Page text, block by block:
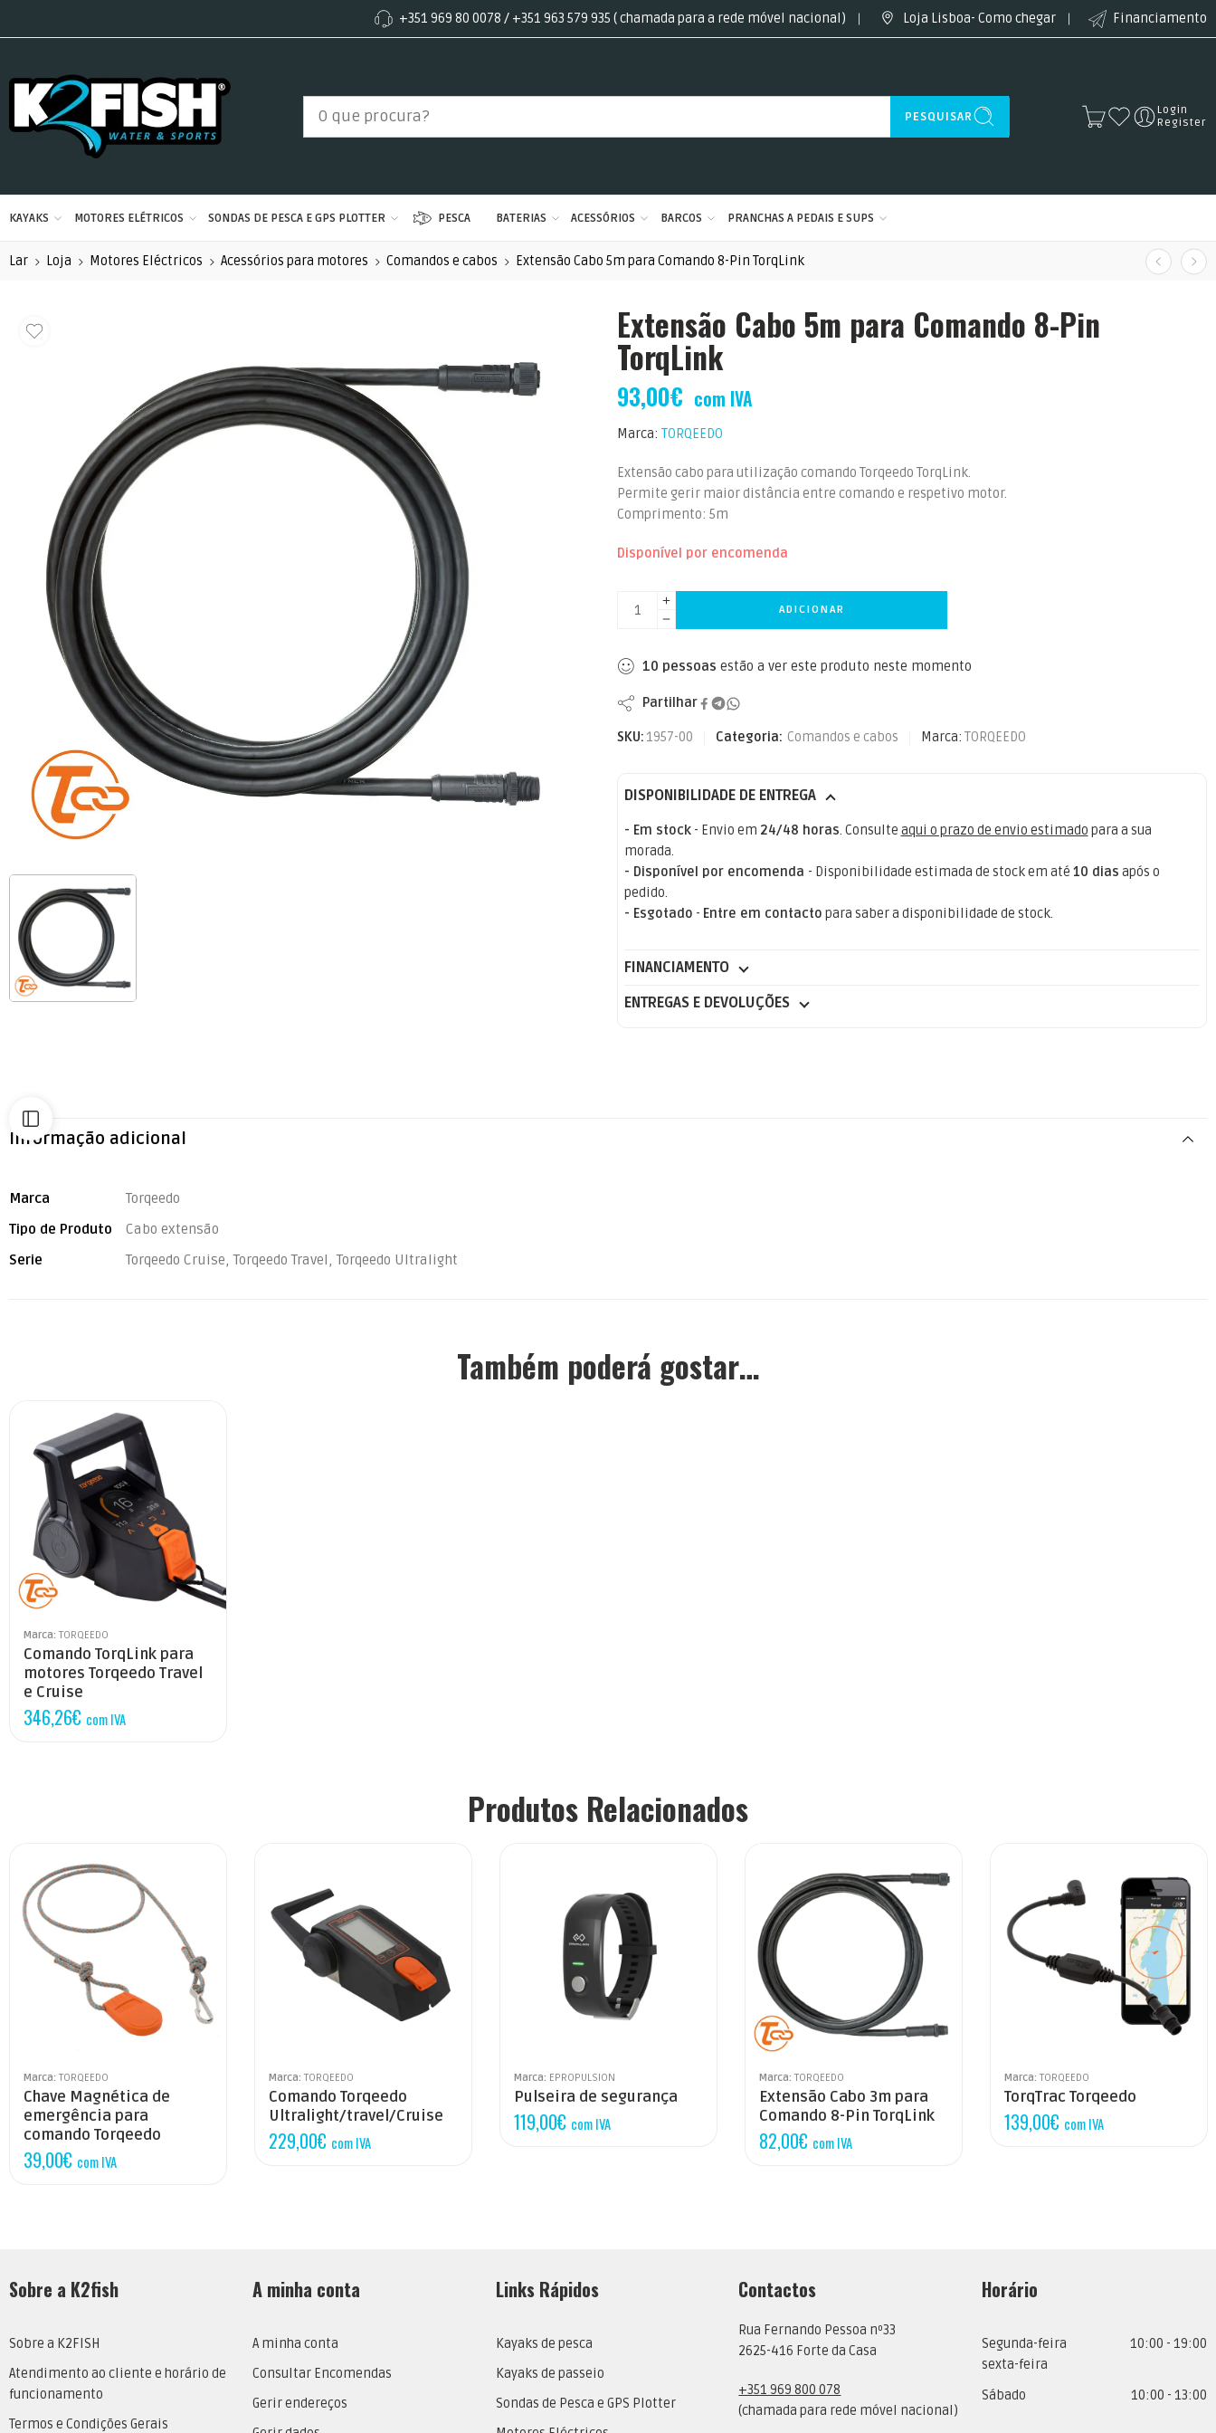
+351 969 80 0078 / +351 963 579 935 ( chamada para a rede móvel nacional) Loja Lisboa- Como chegar Financiamento
PESQUISAR
Login
Register
KAYAKS MOTORES ELÉTRICOS SONDAS DE PESCA E GPS PLOTTER PESCA BATERIAS ACESSÓRIOS BARCOS PRANCHAS A PEDAIS E SUPS
Lar Loja Motores Eléctricos Acessórios para motores Comandos e cabos Extensão Cabo 5m para Comando 8-Pin TorqLink
Extensão Cabo 5m para Comando 8-Pin
TorqLink
93,00€ com IVA
Marca: TORQEEDO
Extensão cabo para utilização comando Torqeedo TorqLink.
Permite gerir maior distância entre comando e respetivo motor.
Comprimento: 5m
Disponível por encomenda
ADICIONAR
10 pessoas estão a ver este produto neste momento
Partilhar
SKU: 1957-00 Categoria: Comandos e cabos Marca: TORQEEDO
DISPONIBILIDADE DE ENTREGA
- Em stock- Envio em 24/48 horas. Consulte aqui o prazo de envio estimado para a sua
morada.
- Disponível por encomenda - Disponibilidade estimada de stock em até 10 dias após o
pedido.
- Esgotado - Entre em contacto para saber a disponibilidade de stock.
FINANCIAMENTO
ENTREGAS E DEVOLUÇÕES
Informação adicional
Marca
Torqeedo
Tipo de Produto
Cabo extensão
Serie
Torqeedo Cruise, Torqeedo Travel, Torqeedo Ultralight
Também poderá gostar…
Marca: TORQEEDO
Comando TorqLink para
motores Torqeedo Travel
e Cruise
346,26€ com IVA
Produtos Relacionados
Marca: TORQEEDO
Chave Magnética de
emergência para
comando Torqeedo
39,00€ com IVA
Marca: TORQEEDO
Comando Torqeedo
Ultralight/travel/Cruise
229,00€ com IVA
Marca: EPROPULSION
Pulseira de segurança
119,00€ com IVA
Marca: TORQEEDO
Extensão Cabo 3m para
Comando 8-Pin TorqLink
82,00€ com IVA
Marca: TORQEEDO
TorqTrac Torqeedo
139,00€ com IVA
Sobre a K2fish
Sobre a K2FISH
Atendimento ao cliente e horário de
funcionamento
Termos e Condições Gerais
A minha conta
A minha conta
Consultar Encomendas
Gerir endereços
Links Rápidos
Kayaks de pesca
Kayaks de passeio
Sondas de Pesca e GPS Plotter
Contactos
Rua Fernando Pessoa nº33
2625-416 Forte da Casa
+351 969 800 078
(chamada para rede móvel nacional)
Horário
Segunda-feira
sexta-feira
10:00 - 19:00
Sábado 10:00 - 13:00